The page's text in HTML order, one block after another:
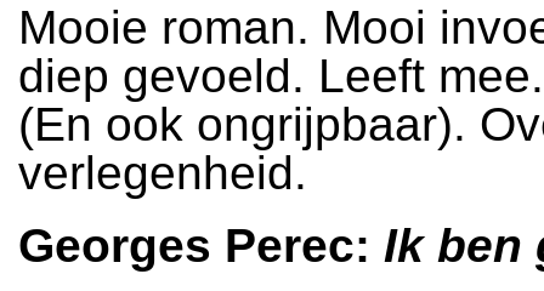
Mooie roman. Mooi
diep gevoeld. Leeft
(En ook ongrijpbaar).
verlegenheid.
Georges Perec: Ik ben